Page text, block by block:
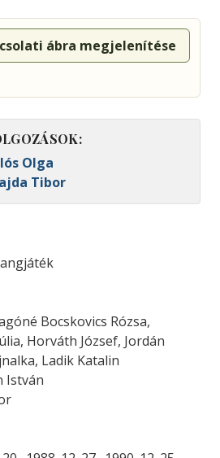
ábra megjelenítése
Olga
Tibor
Bocskovics Rózsa,
Horváth József, Jordán
Ladik Katalin
István